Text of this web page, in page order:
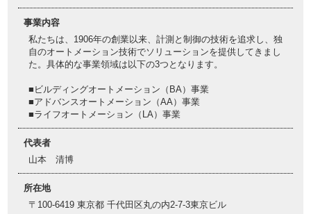
事業内容
私たちは、1906年の創業以来、計測と制御の技術を追求し、独
自のオートメーション技術でソリューションを提供してきまし
た。具体的な事業領域は以下の3つとなります。
■ビルディングオートメーション（BA）事業
■アドバンスオートメーション（AA）事業
■ライフオートメーション（LA）事業
代表者
山本 清博
所在地
〒100-6419 東京都 千代田区丸の内2-7-3東京ビル